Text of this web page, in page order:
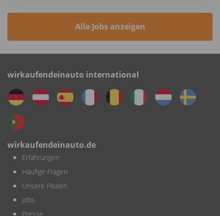
Alle Jobs anzeigen
wirkaufendeinauto international
wirkaufendeinauto.de
Erfahrungen
Häufige Fragen
Unsere Filialen
Jobs
Presse